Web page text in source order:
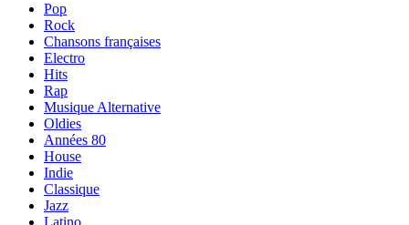
Pop
Rock
Chansons françaises
Electro
Hits
Rap
Musique Alternative
Oldies
Années 80
House
Indie
Classique
Jazz